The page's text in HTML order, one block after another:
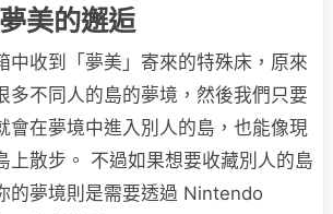
美的邂逅
中收到「夢美」寄來的特殊床，原來
多不同人的島的夢境，然後我們只要
會在夢境中進入別人的島，也能像現
上散步。 不過如果想要收藏別人的島
的夢境則是需要透過 Nintendo